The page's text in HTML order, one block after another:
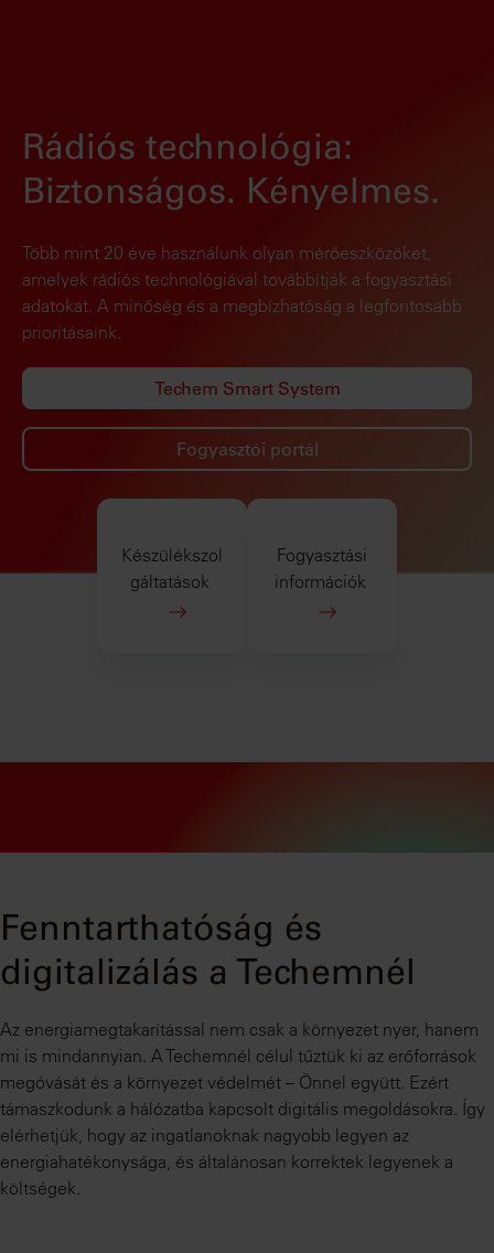
Rádiós technológia:
Biztonságos. Kényelmes.
Több mint 20 éve használunk olyan mérőeszközöket,
amelyek rádiós technológiával továbbítják a fogyasztási
adatokat. A minőség és a megbízhatóság a legfontosabb
prioritásaink.
Techem Smart System
Fogyasztói portál
Készülékszol
gáltatások
Fogyasztási
információk
Fenntarthatóság és
digitalizálás a Techemnél
Az energiamegtakarítással nem csak a környezet nyer, hanem
mi is mindannyian. A Techemnél célul tűztük ki az erőforrások
megóvását és a környezet védelmét – Önnel együtt. Ezért
támaszkodunk a hálózatba kapcsolt digitális megoldásokra. Így
elérhetjük, hogy az ingatlanoknak nagyobb legyen az
energiahatékonysága, és általánosan korrektek legyenek a
költségek.